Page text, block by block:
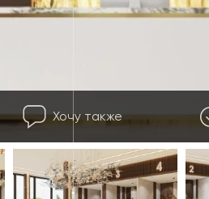
Хочу также